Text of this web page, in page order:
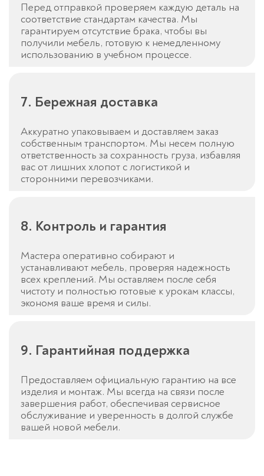
Перед отправкой проверяем каждую деталь на
соответствие стандартам качества. Мы
гарантируем отсутствие брака, чтобы вы
получили мебель, готовую к немедленному
использованию в учебном процессе.
7. Бережная доставка
Аккуратно упаковываем и доставляем заказ
собственным транспортом. Мы несем полную
ответственность за сохранность груза, избавляя
вас от лишних хлопот с логистикой и
сторонними перевозчиками.
8. Контроль и гарантия
Мастера оперативно собирают и
устанавливают мебель, проверяя надежность
всех креплений. Мы оставляем после себя
чистоту и полностью готовые к урокам классы,
экономя ваше время и силы.
9. Гарантийная поддержка
Предоставляем официальную гарантию на все
изделия и монтаж. Мы всегда на связи после
завершения работ, обеспечивая сервисное
обслуживание и уверенность в долгой службе
вашей новой мебели.